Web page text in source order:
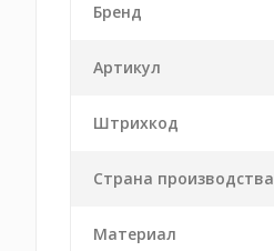
Бренд
Артикул
Штрихкод
Страна производства
Материал